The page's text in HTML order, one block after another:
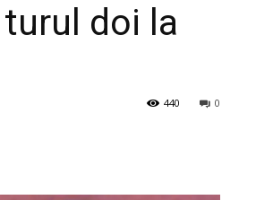
doi la
0
440